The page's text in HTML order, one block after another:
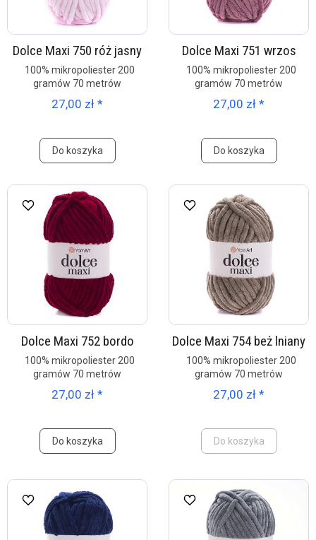
Dolce Maxi 750 róż jasny
100% mikropoliester 200
gramów 70 metrów
27,00 zł *
Do koszyka
Dolce Maxi 751 wrzos
100% mikropoliester 200
gramów 70 metrów
27,00 zł *
Do koszyka
Dolce Maxi 752 bordo
100% mikropoliester 200
gramów 70 metrów
27,00 zł *
Do koszyka
Dolce Maxi 754 beż lniany
100% mikropoliester 200
gramów 70 metrów
27,00 zł *
Do koszyka